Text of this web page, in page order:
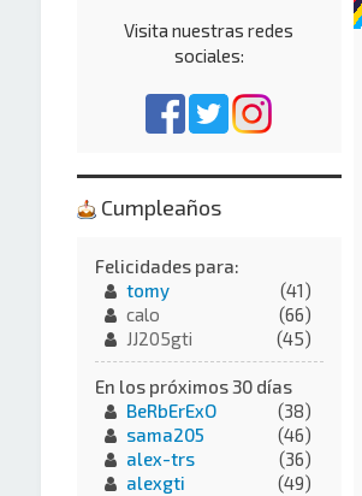
Visita nuestras redes
sociales:
Cumpleaños
Felicidades para:
tomy
(41)
calo
(66)
JJ205gti
(45)
En los próximos 30 días
BeRbErExO
(38)
sama205
(46)
alex-trs
(36)
alexgti
(49)